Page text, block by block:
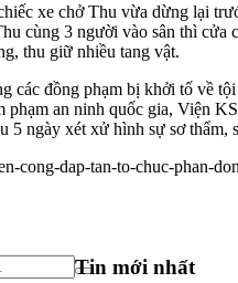
xe chở Thu vừa dừng lại
cùng 3 người vào sân thì cửa
thu giữ nhiều tang vật.
các đồng phạm bị khởi tố về
phạm an ninh quốc gia, Viện
5 ngày xét xử hình sự sơ
cong-dap-tan-to-chuc-phan-
Tin mới nhất